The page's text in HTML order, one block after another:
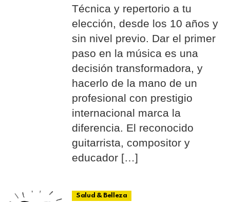
Técnica y repertorio a tu
elección, desde los 10 años y
sin nivel previo. Dar el primer
paso en la música es una
decisión transformadora, y
hacerlo de la mano de un
profesional con prestigio
internacional marca la
diferencia. El reconocido
guitarrista, compositor y
educador […]
Salud & Belleza